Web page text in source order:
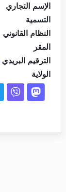
الإسم التجاري
التسمية
النظام القانوني
المقر
الترقيم البريدي
الولاية